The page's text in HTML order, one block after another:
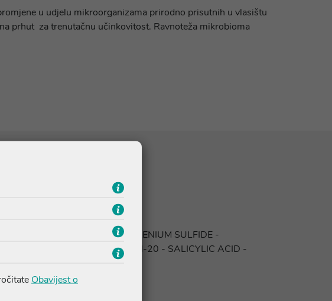
u udjelu mikroorganizama prirodno prisutnih u vlasištu
prhut za trenutačnu učinkovitost. Ravnoteža mikrobioma
- DIMETHICONE - SELENIUM SULFIDE -
- PPG-5-CETETH-20 - SALICYLIC ACID -
- PARFUM / FRAGRANCE
Obavijest o